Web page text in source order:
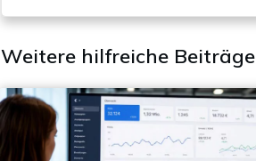
Weitere hilfreiche Beiträge